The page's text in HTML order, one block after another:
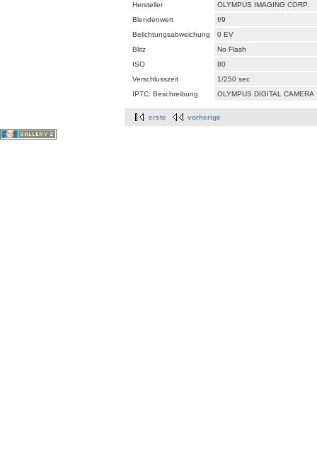
Hersteller
OLYMPUS IMAGING CORP.
Blendenwert
f/9
Belichtungsabweichung
0 EV
Blitz
No Flash
ISO
80
Verschlusszeit
1/250 sec
IPTC: Beschreibung
OLYMPUS DIGITAL CAMERA
erste vorherige